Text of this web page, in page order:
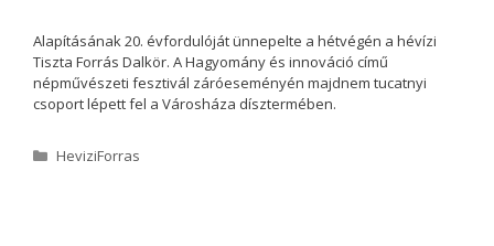
Alapításának 20. évfordulóját ünnepelte a hétvégén a hévízi
Tiszta Forrás Dalkör. A Hagyomány és innováció című
népművészeti fesztivál záróeseményén majdnem tucatnyi
csoport lépett fel a Városháza dísztermében.
K
HeviziForras